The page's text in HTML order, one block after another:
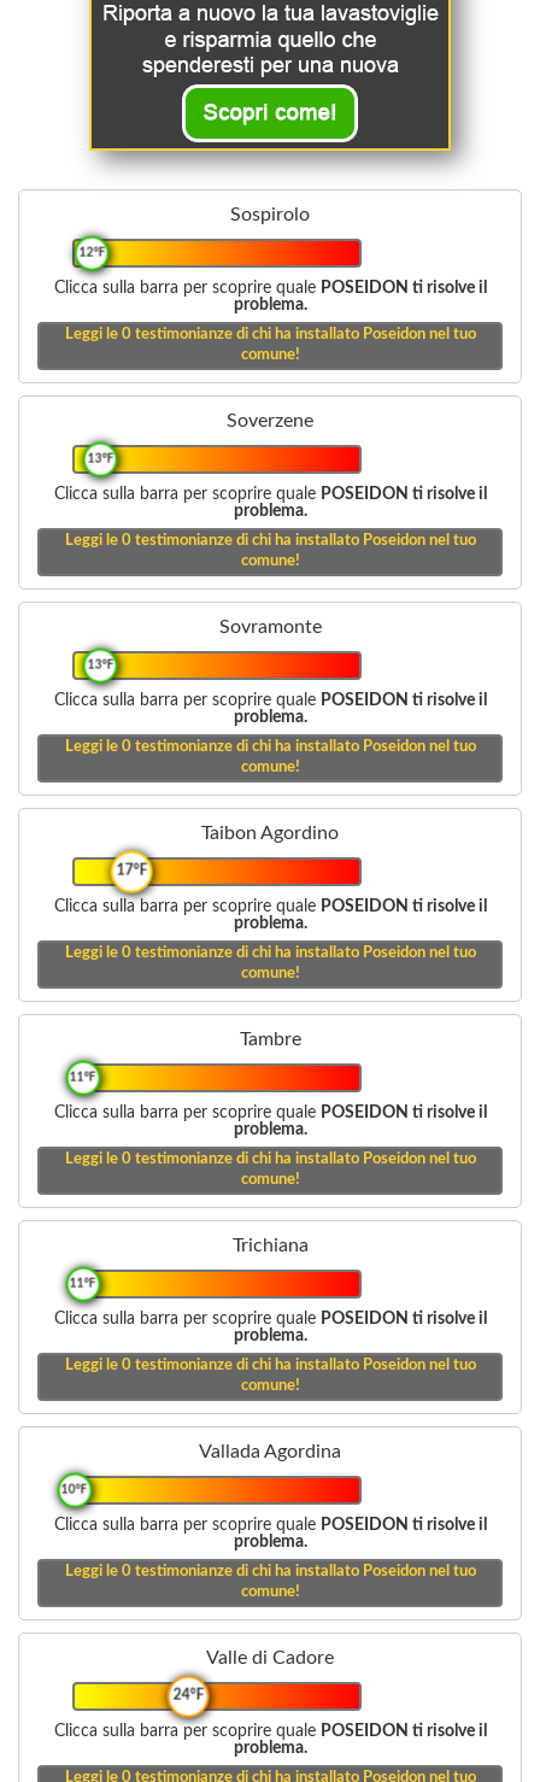
Sospirolo
12°F
Clicca sulla barra per scoprire quale POSEIDON ti risolve il
problema.
Leggi le 0testimonianze di chi ha installato Poseidon nel tuo
comune!
Soverzene
13°F
Clicca sulla barra per scoprire quale POSEIDON ti risolve il
problema.
Leggi le 0testimonianze di chi ha installato Poseidon nel tuo
comune!
Sovramonte
13°F
Clicca sulla barra per scoprire quale POSEIDON ti risolve il
problema.
Leggi le 0testimonianze di chi ha installato Poseidon nel tuo
comune!
Taibon Agordino
17°F
Clicca sulla barra per scoprire quale POSEIDON ti risolve il
problema.
Leggi le 0testimonianze di chi ha installato Poseidon nel tuo
comune!
Tambre
11°F
Clicca sulla barra per scoprire quale POSEIDON ti risolve il
problema.
Leggi le 0testimonianze di chi ha installato Poseidon nel tuo
comune!
Trichiana
11°F
Clicca sulla barra per scoprire quale POSEIDON ti risolve il
problema.
Leggi le 0testimonianze di chi ha installato Poseidon nel tuo
comune!
Vallada Agordina
10°F
Clicca sulla barra per scoprire quale POSEIDON ti risolve il
problema.
Leggi le 0testimonianze di chi ha installato Poseidon nel tuo
comune!
Valle di Cadore
24°F
Clicca sulla barra per scoprire quale POSEIDON ti risolve il
problema.
Leggi le 0testimonianze di chi ha installato Poseidon nel tuo